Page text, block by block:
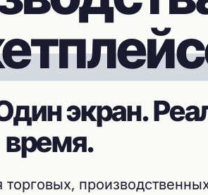
экран.
время.
торговых,